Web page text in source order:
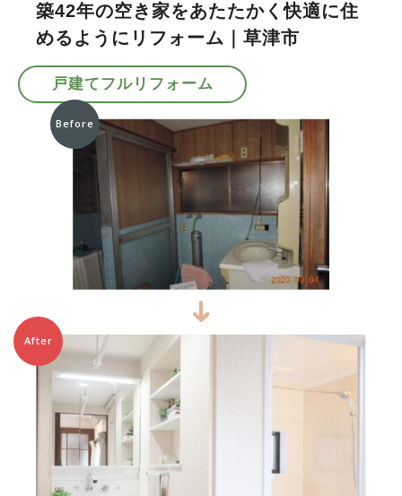
築42年の空き家をあたたかく快適に住
めるようにリフォーム｜草津市
戸建てフルリフォーム
Before
After